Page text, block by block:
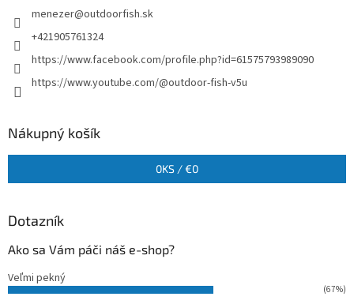
menezer@outdoorfish.sk
+421905761324
https://www.facebook.com/profile.php?id=61575793989090
https://www.youtube.com/@outdoor-fish-v5u
Nákupný košík
0KS /€0
Dotazník
Ako sa Vám páči náš e-shop?
Veľmi pekný
(67%)